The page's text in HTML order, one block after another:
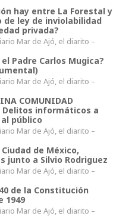
hay entre La Forestal y
de ley de inviolabilidad
privada?
Mar de Ajó, el diarito –
Padre Carlos Mugica?
Mar de Ajó, el diarito –
COMUNIDAD
Delitos informáticos a
público
Mar de Ajó, el diarito –
de México,
junto a Silvio Rodriguez
Mar de Ajó, el diarito –
de la Constitución
1949
Mar de Ajó, el diarito –